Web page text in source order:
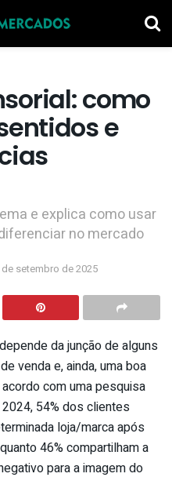
como
e
e explica como usar
no mercado
setembro de 2025
da junção de alguns
venda e, ainda, uma boa
com uma pesquisa
54% dos clientes
loja/marca após
46% compartilham a
para a imagem do